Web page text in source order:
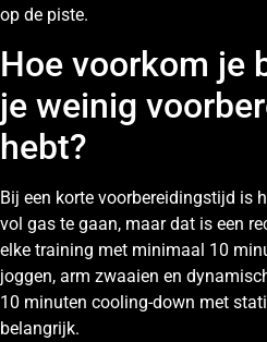
op de piste.
Hoe voorkom je
je weinig
hebt?
Bij een korte voorbereidingstijd is
vol gas te gaan, maar dat is een
elke training met minimaal 10
joggen, arm zwaaien en
10 minuten cooling-down met
belangrijk.